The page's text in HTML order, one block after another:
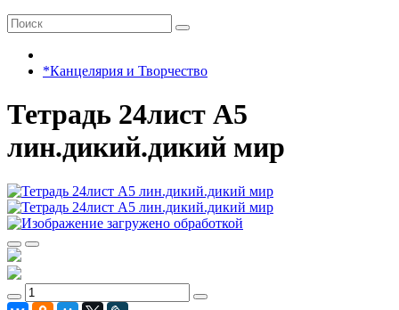
*Канцелярия и Творчество
Тетрадь 24лист A5
лин.дикий.дикий мир